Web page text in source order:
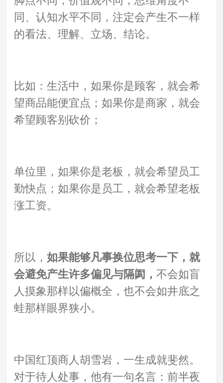
同、认知水平不同，注定会产生不一样
的看法、理解、立场、结论。
比如：生活中，如果你是顾客，就会希
望商品能便宜点；如果你是商家，就会
希望顾客别砍价；
单位里，如果你是老板，就会希望员工
勤快点；如果你是员工，就会希望老板
涨工资。
所以， 如果能够凡事换位思考一下，就
会避免产生许多偏见与隔阂， 不会如盲
人摸象那样以偏概全，也不会如井底之
蛙那样眼界狭小。
中国红顶商人胡雪岩，一生成就斐然。
对于待人处事，他有一句名言：前半夜